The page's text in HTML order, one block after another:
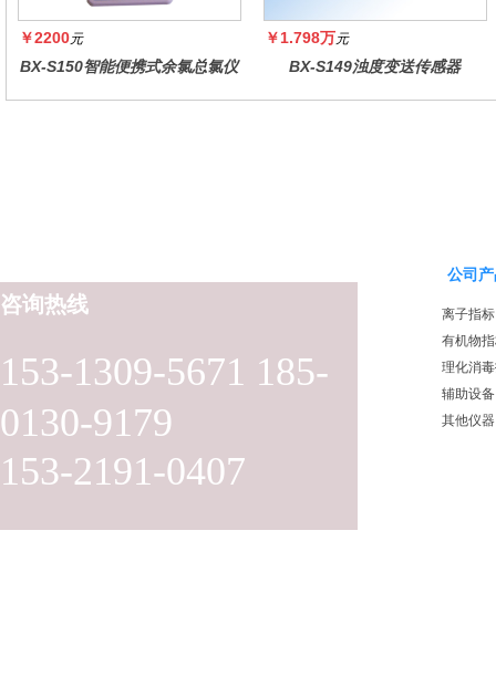
￥2200元
BX-S150智能便携式余氯总氯仪
￥1.798万元
BX-S149浊度变送传感器
153-1309-5671 185-
0130-9179
153-2191-0407
咨询热线
公司
离子指标
有机物
理化消
辅助设备
其他仪器